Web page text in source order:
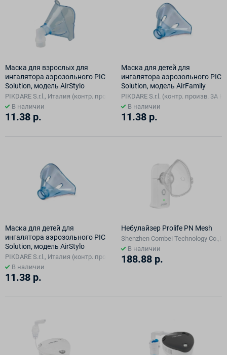
Маска для взрослых для
ингалятора аэрозольного PIC
Solution, модель AirStylo
PIKDARE S.r.l., Италия (контр. произв. Rossmax International Ltd., в Китае)
В наличии
11.38 р.
Маска для детей для
ингалятора аэрозольного PIC
Solution, модель AirFamily
PIKDARE S.r.l. (контр. произв. 3A
В наличии
11.38 р.
Маска для детей для
ингалятора аэрозольного PIC
Solution, модель AirStylo
PIKDARE S.r.l., Италия (контр. произв. Rossmax International Ltd., в Китае)
В наличии
11.38 р.
Небулайзер Prolife PN Mesh
Shenzhen Combei Technology
В наличии
188.88 р.